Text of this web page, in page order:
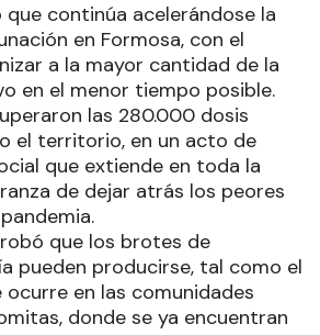
que continúa acelerándose la
en Formosa, con el
a la mayor cantidad de la
en el menor tiempo posible.
las 280.000 dosis
el territorio, en un acto de
que extiende en toda la
de dejar atrás los peores
que los brotes de
pueden producirse, tal como el
en las comunidades
donde se ya encuentran